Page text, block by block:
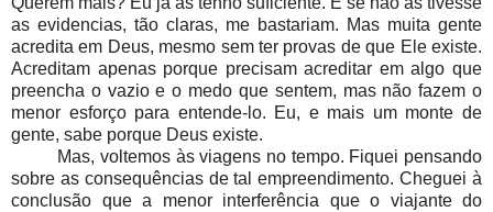
as evidencias, tão claras, me bastariam. Mas muita gente
acredita em Deus, mesmo sem ter provas de que Ele existe.
Acreditam apenas porque precisam acreditar em algo que
preencha o vazio e o medo que sentem, mas não fazem o
menor esforço para entende-lo. Eu, e mais um monte de
gente, sabe porque Deus existe.
Mas, voltemos às viagens no tempo. Fiquei pensando
sobre as consequências de tal empreendimento. Cheguei à
conclusão que a menor interferência que o viajante do